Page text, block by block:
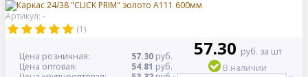
Артикул: -
(1)
Цена розничная: 57.30 руб.
Цена оптовая:
54.81 руб.
57.30 руб. за шт
В наличии